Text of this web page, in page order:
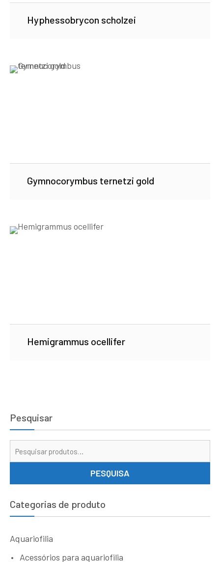
Hyphessobrycon scholzei
Gymnocorymbus ternetzi gold
Hemigrammus ocellifer
Pesquisar
PESQUISA
Categorias de produto
Aquariofilia
Acessórios para aquariofilia